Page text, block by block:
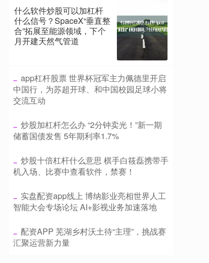
什么软件炒股可以加杠杆
什么信号？SpaceX“垂直整
合”拓展至能源领域，下个
月开建天然气管道
​app杠杆股票 世界杯冠军主力佩德里开启
中国行，为苏超开球、和中国校园足球小将
交流互动
​炒股加杠杆怎么办 “2分钟卖光！”新一期
储蓄国债发售 5年期利率1.7%
​炒股十倍杠杆什么意思 棋手白筱磊携带手
机入场、比赛中查看软件，禁赛！
​实盘配资app线上 博纳影业亮相世界人工
智能大会专场论坛 AI+影视业务加速落地
​配资APP 芜湖乡村沃土待“主理”，挑战赛
汇聚运营新力量